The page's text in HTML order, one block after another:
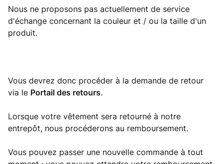
Nous ne proposons pas actuellement de service
d'échange concernant la couleur et / ou la taille d'un
produit.
Vous devrez donc procéder à la demande de retour
via le Portail des retours.
Lorsque votre vêtement sera retourné à notre
entrepôt, nous procéderons au remboursement.
Vous pouvez passer une nouvelle commande à tout